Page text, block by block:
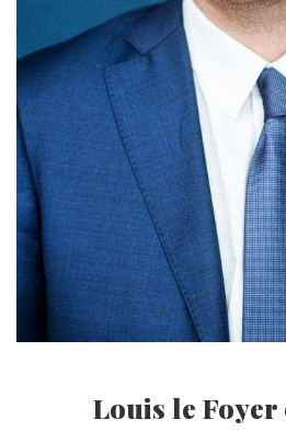
Louis le Foyer